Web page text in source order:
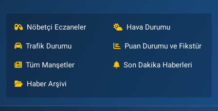
Nöbetçi Eczaneler Hava Durumu
Trafik Durumu Puan Durumu ve Fikstür
Tüm Manşetler Son Dakika Haberleri
Haber Arşivi